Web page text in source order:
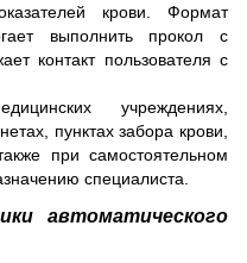
крови. Формат
выполнить прокол с
контакт пользователя с
учреждениях,
пунктах забора крови,
при самостоятельном
специалиста.
автоматического